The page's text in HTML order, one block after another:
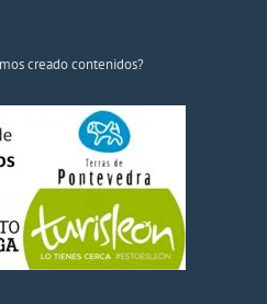
creado contenidos?